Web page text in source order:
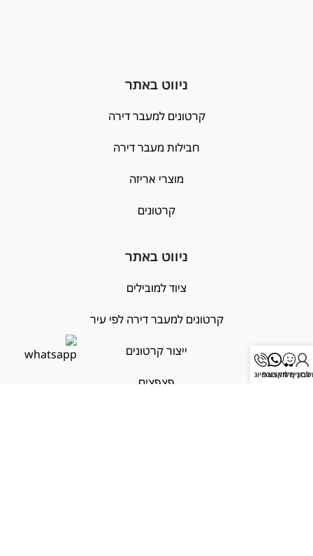
ניווט באתר
קרטונים למעבר דירה
חבילות מעבר דירה
מוצרי אריזה
קרטונים
ניווט באתר
ציוד למובילים
קרטונים למעבר דירה לפי עיר
ייצור קרטונים
פצפצים
שלי
לסניף הקרוב
וואצאפחיוג